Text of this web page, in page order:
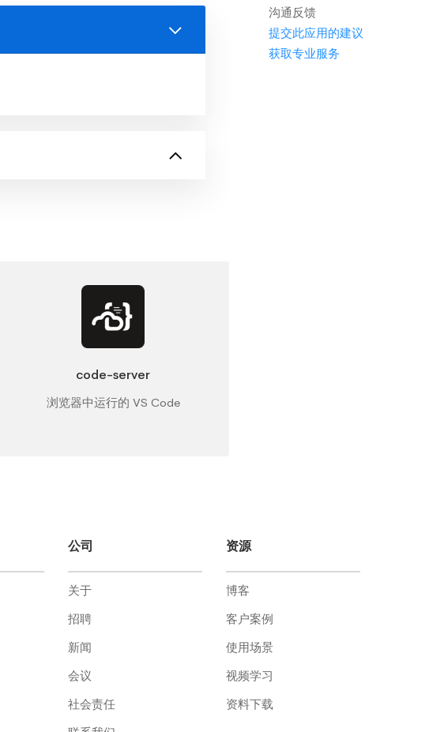
code-server
浏览器中运行的 VS Code
沟通反馈
提交此应用的建议
获取专业服务
公司
关于
招聘
新闻
会议
社会责任
资源
博客
客户案例
使用场景
视频学习
资料下载